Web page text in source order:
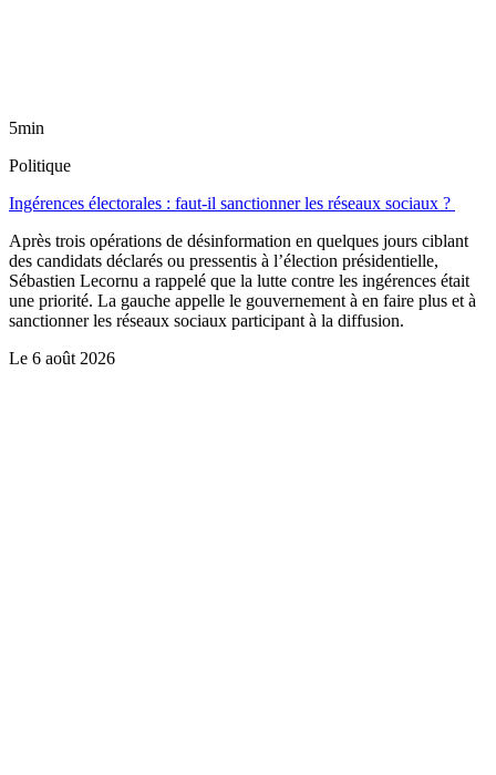
5min
Politique
Ingérences électorales : faut-il sanctionner les réseaux sociaux ?
Après trois opérations de désinformation en quelques jours ciblant
des candidats déclarés ou pressentis à l’élection présidentielle,
Sébastien Lecornu a rappelé que la lutte contre les ingérences était
une priorité. La gauche appelle le gouvernement à en faire plus et à
sanctionner les réseaux sociaux participant à la diffusion.
Le 6 août 2026